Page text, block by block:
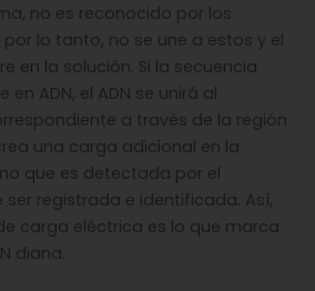
no es reconocido por los
por lo tanto, no se une a estos y el
en la solución. Si la secuencia
ADN, el ADN se unirá al
a través de la región
una carga adicional en la
que es detectada por el
registrada e identificada. Así,
carga eléctrica es lo que marca
diana.